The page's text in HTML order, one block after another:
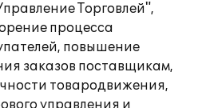
Торговлей",
процесса
повышение
заказов поставщикам,
товародвижения,
управления и